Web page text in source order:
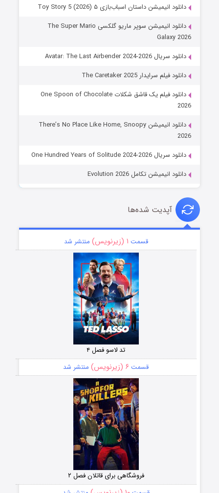
دانلود انیمیشن داستان اسباب‌بازی ۵ Toy Story 5 (2026)
دانلود انیمیشن سوپر ماریو گلکسی The Super Mario
Galaxy 2026
دانلود سریال Avatar: The Last Airbender 2024-2026
دانلود فیلم سرایدار The Caretaker 2025
دانلود فیلم یک قاشق شکلات One Spoon of Chocolate
2026
دانلود انیمیشن There’s No Place Like Home, Snoopy
2026
دانلود سریال One Hundred Years of Solitude 2024-2026
دانلود انیمیشن تکامل Evolution 2026
آپدیت شده‌ها
قسمت ۱ (زیرنویس) منتشر شد
تد لاسو فصل ۴
قسمت ۶ (زیرنویس) منتشر شد
فروشگاهی برای قاتلان فصل ۲